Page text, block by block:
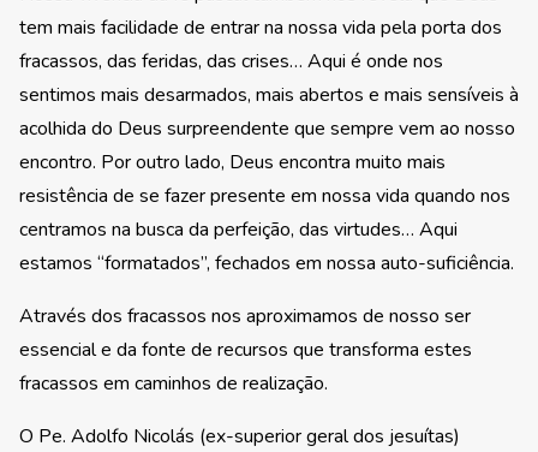
tem mais facilidade de entrar na nossa vida pela porta dos
fracassos, das feridas, das crises… Aqui é onde nos
sentimos mais desarmados, mais abertos e mais sensíveis à
acolhida do Deus surpreendente que sempre vem ao nosso
encontro. Por outro lado, Deus encontra muito mais
resistência de se fazer presente em nossa vida quando nos
centramos na busca da perfeição, das virtudes… Aqui
estamos “formatados”, fechados em nossa auto-suficiência.
Através dos fracassos nos aproximamos de nosso ser
essencial e da fonte de recursos que transforma estes
fracassos em caminhos de realização.
O Pe. Adolfo Nicolás (ex-superior geral dos jesuítas)